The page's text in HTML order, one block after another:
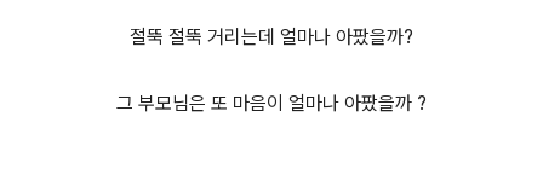
절뚝 절뚝 거리는데 얼마나 아팠을까?
그 부모님은 또 마음이 얼마나 아팠을까 ?